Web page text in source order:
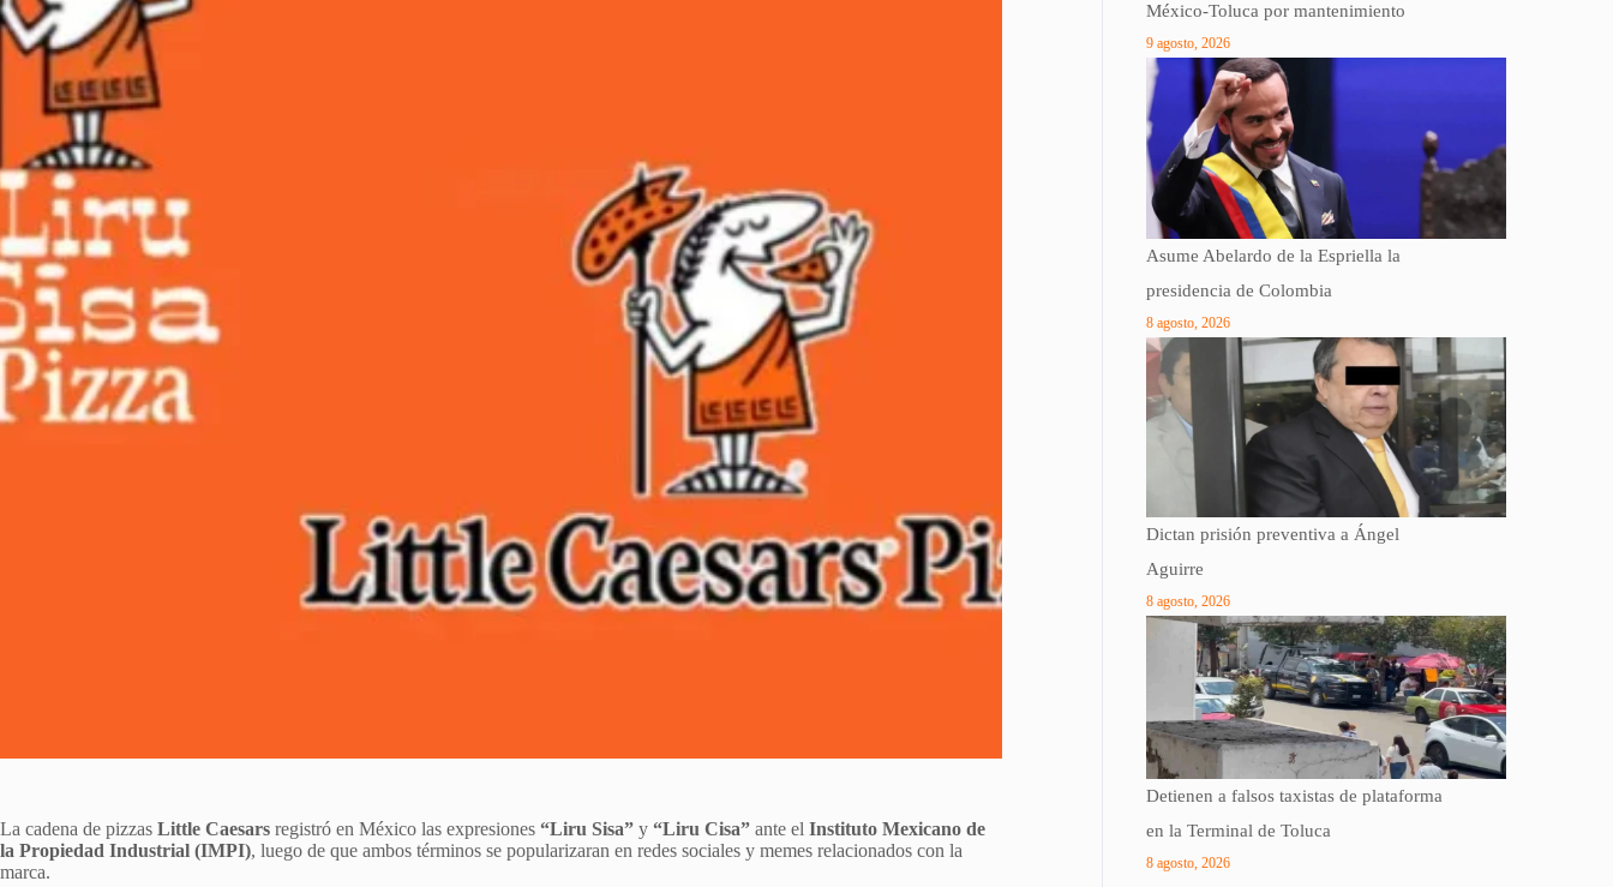
La cadena de pizzas Little Caesars registró en México las expresiones “Liru Sisa” y “Liru Cisa” ante el Instituto Mexicano de
la Propiedad Industrial (IMPI), luego de que ambos términos se popularizaran en redes sociales y memes relacionados con la
marca.
México-Toluca por mantenimiento
9 agosto, 2026
Asume Abelardo de la Espriella la
presidencia de Colombia
8 agosto, 2026
Dictan prisión preventiva a Ángel
Aguirre
8 agosto, 2026
Detienen a falsos taxistas de plataforma
en la Terminal de Toluca
8 agosto, 2026